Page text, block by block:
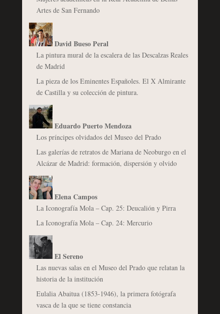
Artes de San Fernando
David Bueso Peral
La pintura mural de la escalera de las Descalzas Reales
de Madrid
La pieza de los Eminentes Españoles. El X Almirante
de Castilla y su colección de pintura.
Eduardo Puerto Mendoza
Los príncipes olvidados del Museo del Prado
Las galerías de retratos de Mariana de Neoburgo en el
Alcázar de Madrid: formación, dispersión y olvido
Elena Campos
La Iconografía Mola – Cap. 25: Deucalión y Pirra
La Iconografía Mola – Cap. 24: Mercurio
El Sereno
Las nuevas salas en el Museo del Prado que relatan la
historia de la institución
Eulalia Abaitua (1853-1946), la primera fotógrafa
vasca de la que se tiene constancia